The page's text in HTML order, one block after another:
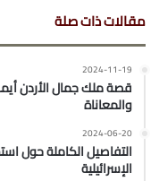
مقالات ذات صلة
2024-11-19
قصة ملك جمال الأردن
والمعاناة
2024-06-20
التفاصيل الكاملة حول
الإسرائيلية